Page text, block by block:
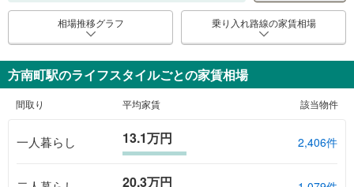
相場推移グラフ 乗り入れ路線の家賃相場
方南町駅のライフスタイルごとの家賃相場
間取り 平均家賃 該当物件
一人暮らし 13.1万円 2,406件
20.3万円